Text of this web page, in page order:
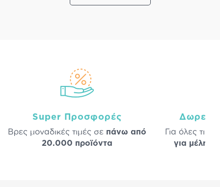
Super Προσφορές
Βρες μοναδικές τιμές σε πάνω από
20.000 προϊόντα
Δωρεάν
Για όλες τις
για μέλη